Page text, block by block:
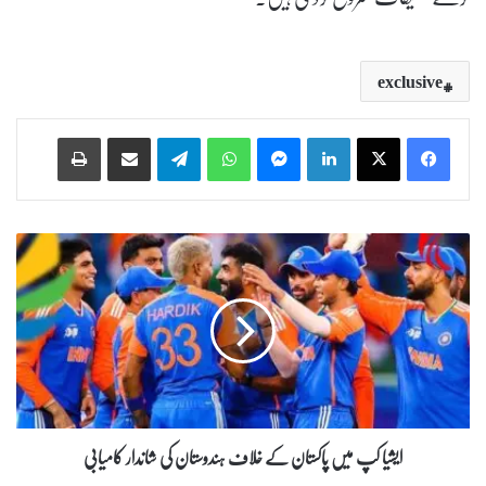
exclusive
LinkedIn
WhatsApp
Telegram
ا
ی
ش
ی
ا
ک
پ
م
ی
ایشیا کپ میں پاکستان کے خلاف ہندوستان کی شاندار کامیابی